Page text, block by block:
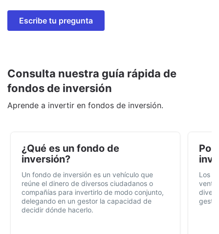
Escribe tu pregunta
Consulta nuestra guía rápida de
fondos de inversión
Aprende a invertir en fondos de inversión.
¿Qué es un fondo de
inversión?
Un fondo de inversión es un vehículo que
reúne el dinero de diversos ciudadanos o
compañías para invertirlo de modo conjunto,
delegando en un gestor la capacidad de
decidir dónde hacerlo.
Por
Los